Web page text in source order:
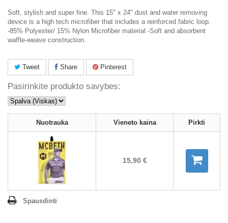
Soft, stylish and super fine. This 15" x 24" dust and water removing
device is a high tech microfiber that includes a reinforced fabric loop.
-85% Polyester/ 15% Nylon Microfiber material -Soft and absorbent
waffle-weave construction.
Tweet Share Pinterest
Pasirinkite produkto savybes:
Nuotrauka Vieneto kaina Pirkti
15,90 €
Spausdinti